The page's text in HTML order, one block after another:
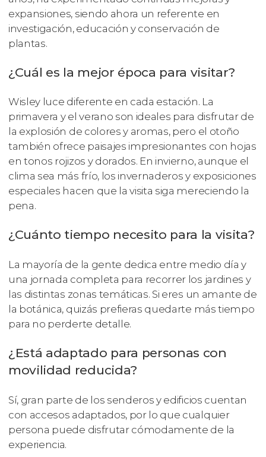
expansiones, siendo ahora un referente en
investigación, educación y conservación de
plantas.
¿Cuál es la mejor época para visitar?
Wisley luce diferente en cada estación. La
primavera y el verano son ideales para disfrutar de
la explosión de colores y aromas, pero el otoño
también ofrece paisajes impresionantes con hojas
en tonos rojizos y dorados. En invierno, aunque el
clima sea más frío, los invernaderos y exposiciones
especiales hacen que la visita siga mereciendo la
pena.
¿Cuánto tiempo necesito para la visita?
La mayoría de la gente dedica entre medio día y
una jornada completa para recorrer los jardines y
las distintas zonas temáticas. Si eres un amante de
la botánica, quizás prefieras quedarte más tiempo
para no perderte detalle.
¿Está adaptado para personas con
movilidad reducida?
Sí, gran parte de los senderos y edificios cuentan
con accesos adaptados, por lo que cualquier
persona puede disfrutar cómodamente de la
experiencia.